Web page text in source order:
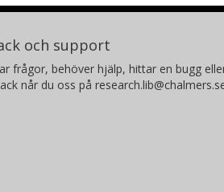
och support
frågor, behöver hjälp, hittar en bugg
når du oss på